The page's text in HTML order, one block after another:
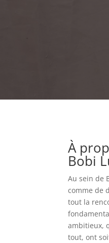
À
Bobi
Au sein de
comme de
tout la
ambitieux,
tout, ont